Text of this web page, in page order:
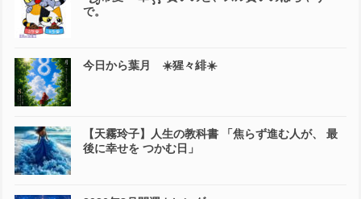
で。
今日から葉月 ☀️猩々緋☀️
【天霧玲子】人生の教科書 「焦らず進む人が、 最
後に幸せを つかむ日」